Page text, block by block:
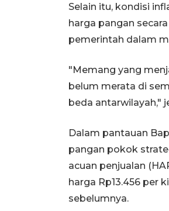
Selain itu, kondisi
harga pangan
pemerintah dalam
"Memang yang
belum merata di
beda antarwilayah,"
Dalam pantauan
pangan pokok
acuan penjualan
harga Rp13.456 per
sebelumnya.